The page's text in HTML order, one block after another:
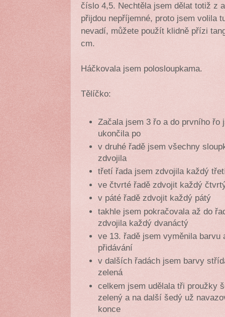
číslo 4,5. Nechtěla jsem dělat totiž z
přijdou nepříjemné, proto jsem volila
nevadí, můžete použít klidně přízi
cm.
Háčkovala jsem polosloupkama.
Tělíčko:
Začala jsem 3 řo a do prvního řo
ukončila po
v druhé řadě jsem všechny
zdvojila
třetí řada jsem zdvojila každý
ve čtvrté řadě zdvojit každý
v páté řadě zdvojit každý pátý
takhle jsem pokračovala až do
zdvojila každý dvanáctý
ve 13. řadě jsem vyměnila barvu
přidávání
v dalších řadách jsem barvy
zelená
celkem jsem udělala tři proužky
zelený a na další šedý už
konce